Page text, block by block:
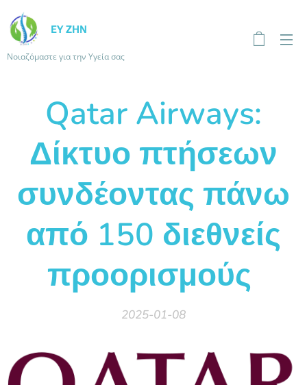
ΕΥ ΖΗΝ
Νοιαζόμαστε για την Υγεία σας
Qatar Airways:
Δίκτυο πτήσεων
συνδέοντας πάνω
από 150 διεθνείς
προορισμούς
2025-01-08